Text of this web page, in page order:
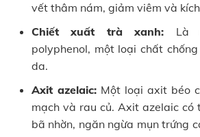
vết thâm nám, giảm viêm và
Chiết xuất trà xanh: Là
polyphenol, một loại chất
da.
Axit azelaic:Một loại axit béo
mạch và rau củ. Axit azelaic có
bã nhờn, ngăn ngừa mụn trứng